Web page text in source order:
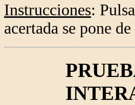
Instrucciones:
acertada se pone